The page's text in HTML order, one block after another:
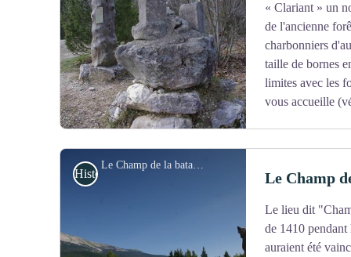
Voir l'image en plein écran
Voir l'image en plein écran
« Clariant » un
de l'ancienne
charbonniers
taille de bornes
limites avec les
vous accueille
Le Champ de la bataille à Corrençon - T. Rony
Histoire et patrimoine Le Champ
Le lieu dit
de 1410
auraient été